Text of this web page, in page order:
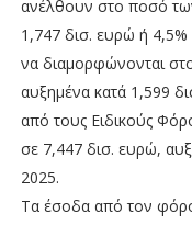
ανέλθουν στο ποσό
1,747 δισ. ευρώ ή
να διαμορφώνονται
αυξημένα κατά 1,599
από τους Ειδικούς
σε 7,447 δισ. ευρώ,
2025.
Τα έσοδα από τον